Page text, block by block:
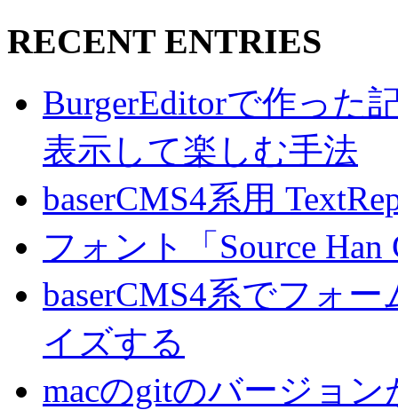
RECENT ENTRIES
BurgerEditorで作った
表示して楽しむ手法
baserCMS4系用
フォント「Source
baserCMS4系でフォ
イズする
macのgitのバージョ